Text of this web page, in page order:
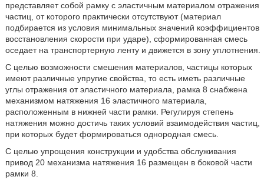
представляет собой рамку с эластичным материалом отражения
частиц, от которого практически отсутствуют (материал
подбирается из условия минимальных значений коэффициентов
восстановления скорости при ударе), сформированная смесь
оседает на транспортерную ленту и движется в зону уплотнения.
С целью возможности смешения материалов, частицы которых
имеют различные упругие свойства, то есть иметь различные
углы отражения от эластичного материала, рамка 8 снабжена
механизмом натяжения 16 эластичного материала,
расположенным в нижней части рамки. Регулируя степень
натяжения можно достичь таких условий взаимодействия частиц,
при которых будет формироваться однородная смесь.
С целью упрощения конструкции и удобства обслуживания
привод 20 механизма натяжения 16 размещен в боковой части
рамки 8.